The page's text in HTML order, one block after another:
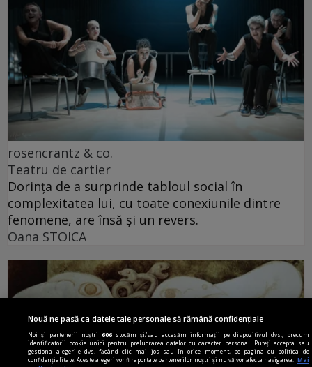
rosencrantz & co.
Teatru de cartier
Dorința de a surprinde tabloul social în
complexitatea lui, cu toate conexiunile dintre
fenomene, are însă și un revers.
Oana STOICA
Nouă ne pasă ca datele tale personale să rămână confidențiale
Noi și partenerii noștri606 stocăm și/sau accesăm informații pe dispozitivul dvs., precum
identificatorii cookie unici pentru prelucrarea datelor cu caracter personal. Puteți accepta sau
gestiona alegerile dvs. făcând clic mai jos sau în orice moment, pe pagina cu politica de
confidențialitate. Aceste alegeri vor fi raportate partenerilor noștri și nu vă vor afecta navigarea.
Mai